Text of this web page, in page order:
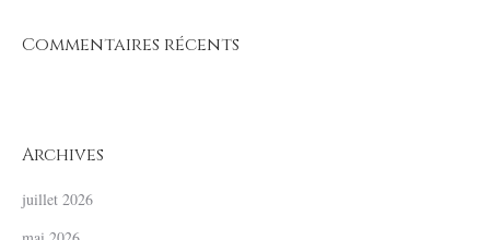
Commentaires récents
Archives
juillet 2026